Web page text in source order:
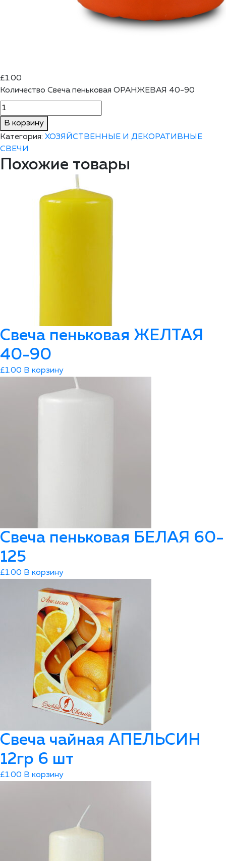
£1.00
Количество Свеча пеньковая ОРАНЖЕВАЯ 40-90
В корзину
Категория: ХОЗЯЙСТВЕННЫЕ И ДЕКОРАТИВНЫЕ
СВЕЧИ
Похожие товары
Свеча пеньковая ЖЕЛТАЯ
40-90
£1.00 В корзину
Свеча пеньковая БЕЛАЯ 60-
125
£1.00 В корзину
Свеча чайная АПЕЛЬСИН
12гр 6 шт
£1.00 В корзину